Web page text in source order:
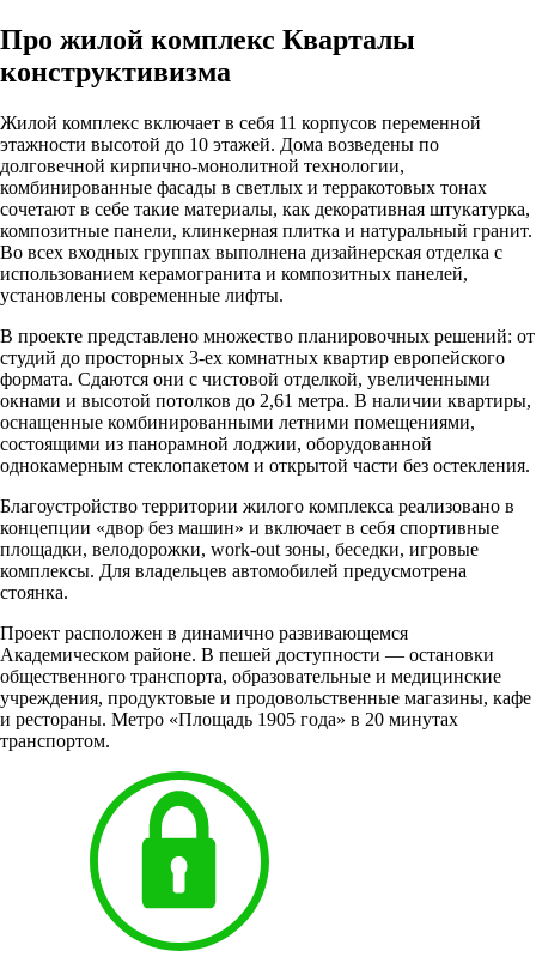
Про жилой комплекс Кварталы
конструктивизма
Жилой комплекс включает в себя 11 корпусов переменной
этажности высотой до 10 этажей. Дома возведены по
долговечной кирпично-монолитной технологии,
комбинированные фасады в светлых и терракотовых тонах
сочетают в себе такие материалы, как декоративная штукатурка,
композитные панели, клинкерная плитка и натуральный гранит.
Во всех входных группах выполнена дизайнерская отделка с
использованием керамогранита и композитных панелей,
установлены современные лифты.
В проекте представлено множество планировочных решений: от
студий до просторных 3-ех комнатных квартир европейского
формата. Сдаются они с чистовой отделкой, увеличенными
окнами и высотой потолков до 2,61 метра. В наличии квартиры,
оснащенные комбинированными летними помещениями,
состоящими из панорамной лоджии, оборудованной
однокамерным стеклопакетом и открытой части без остекления.
Благоустройство территории жилого комплекса реализовано в
концепции «двор без машин» и включает в себя спортивные
площадки, велодорожки, work-out зоны, беседки, игровые
комплексы. Для владельцев автомобилей предусмотрена
стоянка.
Проект расположен в динамично развивающемся
Академическом районе. В пешей доступности — остановки
общественного транспорта, образовательные и медицинские
учреждения, продуктовые и продовольственные магазины, кафе
и рестораны. Метро «Площадь 1905 года» в 20 минутах
транспортом.